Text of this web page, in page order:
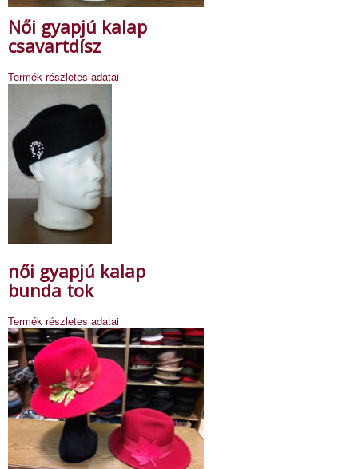
Női gyapjú kalap
csavartdísz
Termék részletes adatai
női gyapjú kalap
bunda tok
Termék részletes adatai